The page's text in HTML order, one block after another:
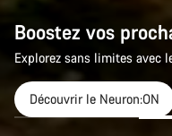
Boostez vos
Explorez sans limites avec
Découvrir le Neuron:ON